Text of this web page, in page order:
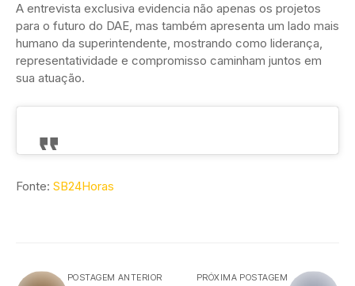
A entrevista exclusiva evidencia não apenas os projetos
para o futuro do DAE, mas também apresenta um lado mais
humano da superintendente, mostrando como liderança,
representatividade e compromisso caminham juntos em
sua atuação.
Fonte: SB24Horas
POSTAGEM ANTERIOR PRÓXIMA POSTAGEM